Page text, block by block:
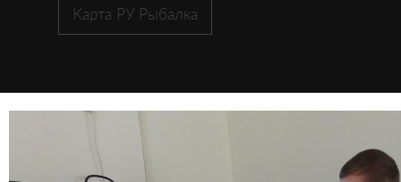
Карта РУ Рыбалка